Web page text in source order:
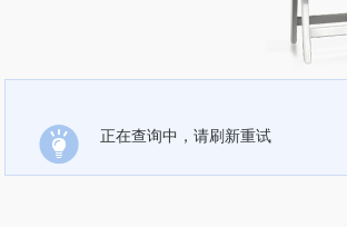
正在查询中，请刷新重试